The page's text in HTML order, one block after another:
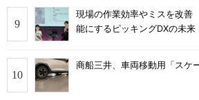
現場の作業効率やミスを改
能にするピッキングDXの未来
商船三井、車両移動用「スケ